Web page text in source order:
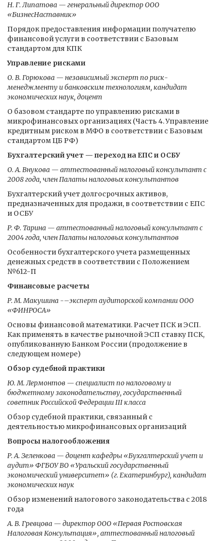
Н. Г. Липатова — генеральный директор ООО
«БизнесНаставник»
Порядок предоставления информации получателю
финансовой услуги в соответствии с Базовым
стандартом для КПК
Управление рисками
О. В. Горюкова — независимый эксперт по риск-
менеджменту и банковским технологиям, кандидат
экономических наук, доцент
О базовом стандарте по управлению рисками в
микрофинансовых организациях (Часть 4. Управление
кредитным риском в МФО в соответствии с Базовым
стандартом ЦБ РФ)
Бухгалтерский учет — переход на ЕПС и ОСБУ
О. А. Внукова — аттестованный налоговый консультант с
2008 года, член Палаты налоговых консультантов
Бухгалтерский учет долгосрочных активов,
предназначенных для продажи, в соответствии с ЕПС
и ОСБУ
Р. Ф. Тарина — аттестованный налоговый консультант с
2004 года, член Палаты налоговых консультантов
Особенности бухгалтерского учета размещенных
денежных средств в соответствии с Положением
№612-П
Финансовые расчеты
Р. М. Макушина -–эксперт аудиторской компании ООО
«ФИНРОСА»
Основы финансовой математики. Расчет ПСК и ЭСП.
Как применять в качестве рыночной ЭСП ставку ПСК,
опубликованную Банком России (продолжение в
следующем номере)
Обзор судебной практики
Ю. М. Лермонтов — специалист по налоговому и
бюджетному законодательству, государственный
советник Российской Федерации III класса
Обзор судебной практики, связанный с
деятельностью микрофинансовых организаций
Вопросы налогообложения
Р. А. Зеленкова — доцент кафедры «Бухгалтерский учет и
аудит» ФГБОУ ВО «Уральский государственный
экономический университет» (г. Екатеринбург), кандидат
экономических наук
Обзор изменений налогового законодательства с 2018
года
А. В. Гревцова — директор ООО «Первая Ростовская
Налоговая Консультация», аттестованный налоговый